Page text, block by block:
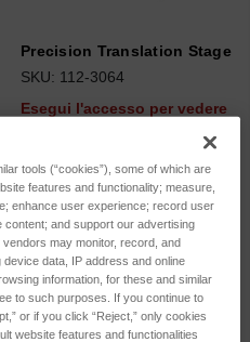
Precision Translation Stage
SKU: 112-3064
Esegui l'accesso per vedere
tools (“cookies”), some of which are
features and functionality; measure,
enhance user experience; record user
and support our advertising
may monitor, record, and
data, IP address and online
information, for these and similar
to such purposes. If you continue to
or if you click “Reject,” only cookies
website features and functionalities